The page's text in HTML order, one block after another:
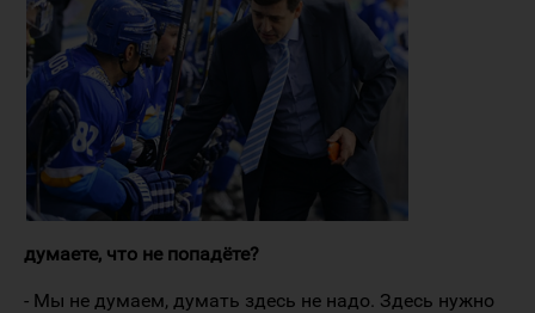
думаете, что не попадёте?
- Мы не думаем, думать здесь не надо. Здесь нужно